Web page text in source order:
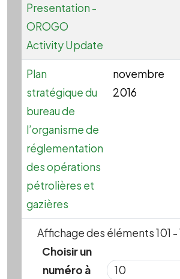
Presentation -
OROGO
Activity Update
Plan
stratégique du
bureau de
l’organisme de
réglementation
des opérations
pétrolières et
gazières
novembre
2016
Affichage des éléments 101 -
Choisir un
numéro à